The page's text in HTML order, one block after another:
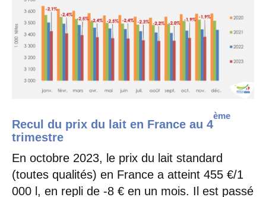
Recul du prix du lait en France au 4
ème
trimestre
En octobre 2023, le prix du lait standard
(toutes qualités) en France a atteint 455 €/1
000 l, en repli de -8 € en un mois. Il est passé